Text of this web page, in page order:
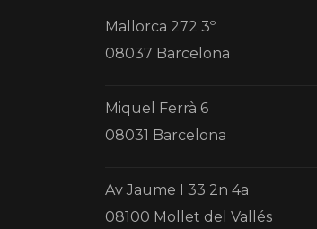
Mallorca 272 3º
08037 Barcelona
Miquel Ferrà 6
08031 Barcelona
Av Jaume I 33 2n 4a
08100 Mollet del Vallés